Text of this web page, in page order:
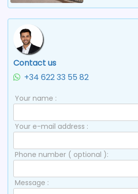
Contact us
+34 622 33 55 82
Your name :
Your e-mail address :
Phone number ( optional ):
Message :